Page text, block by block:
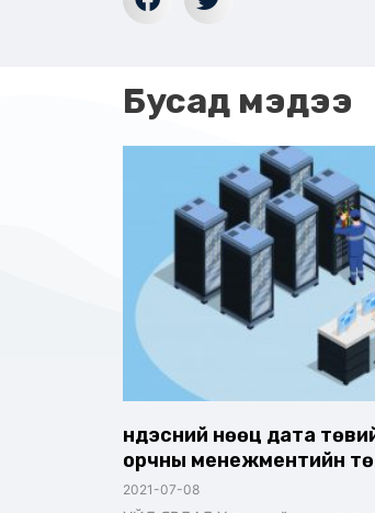
Бусад мэдээ
Үндэсний нөөц дата
орчны менежментийн
2021-07-08